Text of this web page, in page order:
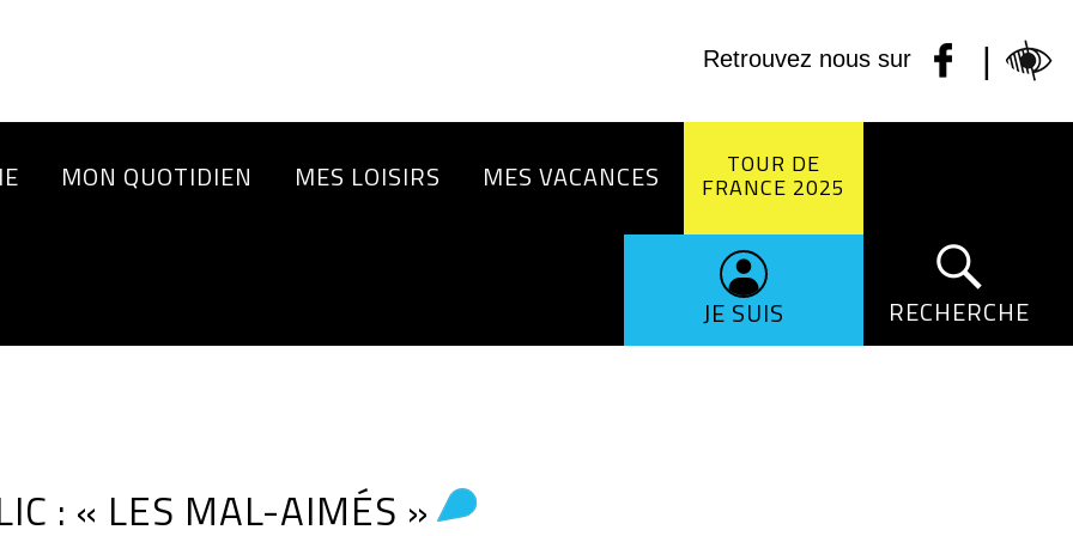
Retrouvez nous sur |
MON QUOTIDIEN MES LOISIRS MES VACANCES TOUR DE
FRANCE 2025
JE SUIS RECHERCHE
: « LES MAL-AIMÉS »